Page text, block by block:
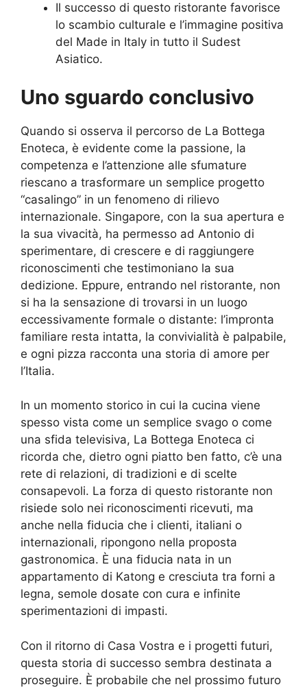
Il successo di questo ristorante favorisce
lo scambio culturale e l’immagine positiva
del Made in Italy in tutto il Sudest
Asiatico.
Uno sguardo conclusivo
Quando si osserva il percorso de La Bottega
Enoteca, è evidente come la passione, la
competenza e l’attenzione alle sfumature
riescano a trasformare un semplice progetto
“casalingo” in un fenomeno di rilievo
internazionale. Singapore, con la sua apertura e
la sua vivacità, ha permesso ad Antonio di
sperimentare, di crescere e di raggiungere
riconoscimenti che testimoniano la sua
dedizione. Eppure, entrando nel ristorante, non
si ha la sensazione di trovarsi in un luogo
eccessivamente formale o distante: l’impronta
familiare resta intatta, la convivialità è palpabile,
e ogni pizza racconta una storia di amore per
l’Italia.
In un momento storico in cui la cucina viene
spesso vista come un semplice svago o come
una sfida televisiva, La Bottega Enoteca ci
ricorda che, dietro ogni piatto ben fatto, c’è una
rete di relazioni, di tradizioni e di scelte
consapevoli. La forza di questo ristorante non
risiede solo nei riconoscimenti ricevuti, ma
anche nella fiducia che i clienti, italiani o
internazionali, ripongono nella proposta
gastronomica. È una fiducia nata in un
appartamento di Katong e cresciuta tra forni a
legna, semole dosate con cura e infinite
sperimentazioni di impasti.
Con il ritorno di Casa Vostra e i progetti futuri,
questa storia di successo sembra destinata a
proseguire. È probabile che nel prossimo futuro